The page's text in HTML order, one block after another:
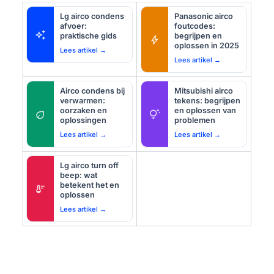
auto_awesome
Lg airco condens
afvoer:
praktische gids
Lees artikel →
bolt
Panasonic airco
foutcodes:
begrijpen en
oplossen in 2025
Lees artikel →
eco
Airco condens bij
verwarmen:
oorzaken en
oplossingen
Lees artikel →
tips_and_updates
Mitsubishi airco
tekens: begrijpen
en oplossen van
problemen
Lees artikel →
thermostat
Lg airco turn off
beep: wat
betekent het en
oplossen
Lees artikel →